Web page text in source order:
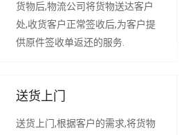
货物后,物流公司将货物送达客户
处,收货客户正常签收后,为客户提
供原件签收单返还的服务.
送货上门
送货上门,根据客户的需求,将货物